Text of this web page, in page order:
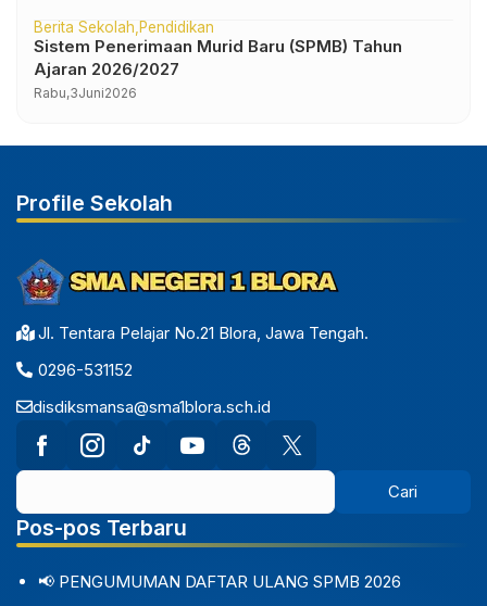
Berita Sekolah Pendidikan
Sistem Penerimaan Murid Baru (SPMB) Tahun
Ajaran 2026/2027
Rabu,3Juni2026
Profile Sekolah
Jl. Tentara Pelajar No.21 Blora, Jawa Tengah.
0296-531152
disdiksmansa@sma1blora.sch.id
Pos-pos Terbaru
📢 PENGUMUMAN DAFTAR ULANG SPMB 2026